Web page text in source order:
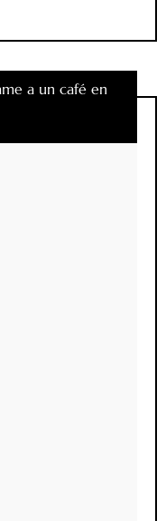
a un café en